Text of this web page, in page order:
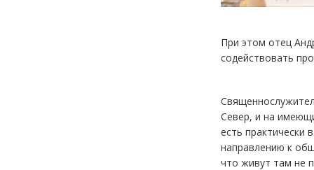
При этом отец
содействовать
Север, и на
есть практически
направлению к
что живут там не